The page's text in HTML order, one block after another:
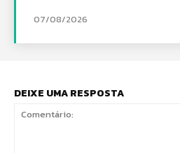
07/08/2026
DEIXE UMA RESPOSTA